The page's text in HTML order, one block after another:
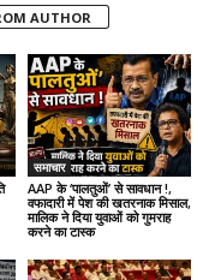
AUTHOR
समाचार
AAP के ‘पालतुओं’ से सावधान !,
वफादारी में पेश की खतरनाक मिसाल,
मालिक ने दिया युवाओं को गुमराह
करने का टास्क